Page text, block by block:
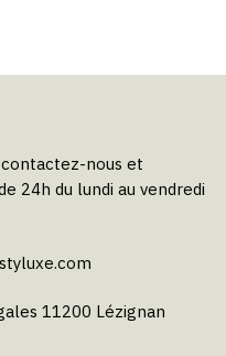
nous et
24h du lundi au vendredi
11200 Lézignan